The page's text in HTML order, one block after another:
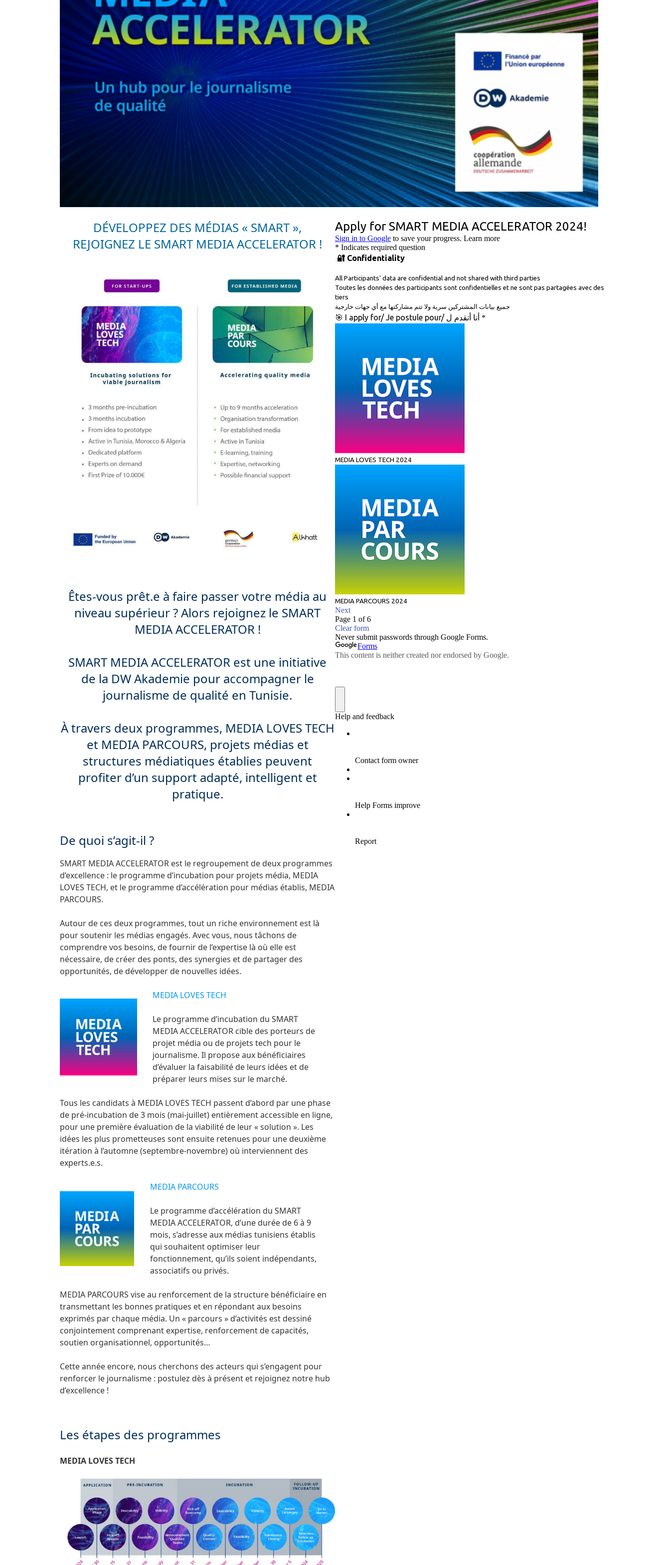
DÉVELOPPEZ DES MÉDIAS « SMART »,
REJOIGNEZ LE SMART MEDIA ACCELERATOR !
Êtes-vous prêt.e à faire passer votre média au
niveau supérieur ? Alors rejoignez le SMART
MEDIA ACCELERATOR !
SMART MEDIA ACCELERATOR est une initiative
de la DW Akademie pour accompagner le
journalisme de qualité en Tunisie.
À travers deux programmes, MEDIA LOVES TECH
et MEDIA PARCOURS, projets médias et
structures médiatiques établies peuvent
profiter d’un support adapté, intelligent et
pratique.
De quoi s’agit-il ?
SMART MEDIA ACCELERATOR est le regroupement de deux programmes
d’excellence : le programme d’incubation pour projets média, MEDIA
LOVES TECH, et le programme d’accélération pour médias établis, MEDIA
PARCOURS.
Autour de ces deux programmes, tout un riche environnement est là
pour soutenir les médias engagés. Avec vous, nous tâchons de
comprendre vos besoins, de fournir de l’expertise là où elle est
nécessaire, de créer des ponts, des synergies et de partager des
opportunités, de développer de nouvelles idées.
MEDIA LOVES TECH
Le programme d’incubation du SMART
MEDIA ACCELERATOR cible des porteurs de
projet média ou de projets tech pour le
journalisme. Il propose aux bénéficiaires
d’évaluer la faisabilité de leurs idées et de
préparer leurs mises sur le marché.
Tous les candidats à MEDIA LOVES TECH passent d’abord par une phase
de pré-incubation de 3 mois (mai-juillet) entièrement accessible en ligne,
pour une première évaluation de la viabilité de leur « solution ». Les
idées les plus prometteuses sont ensuite retenues pour une deuxième
itération à l’automne (septembre-novembre) où interviennent des
experts.e.s.
MEDIA PARCOURS
Le programme d’accélération du SMART
MEDIA ACCELERATOR, d’une durée de 6 à 9
mois, s’adresse aux médias tunisiens établis
qui souhaitent optimiser leur
fonctionnement, qu’ils soient indépendants,
associatifs ou privés.
MEDIA PARCOURS vise au renforcement de la structure bénéficiaire en
transmettant les bonnes pratiques et en répondant aux besoins
exprimés par chaque média. Un « parcours » d’activités est dessiné
conjointement comprenant expertise, renforcement de capacités,
soutien organisationnel, opportunités…
Cette année encore, nous cherchons des acteurs qui s’engagent pour
renforcer le journalisme : postulez dès à présent et rejoignez notre hub
d’excellence !
Les étapes des programmes
MEDIA LOVES TECH